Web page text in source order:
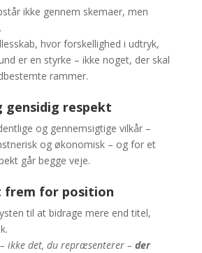
ikke gennem skemaer, men
hvor forskellighed i udtryk,
er en styrke – ikke noget, der skal
rammer.
gensidig respekt
og gennemsigtige vilkår –
og økonomisk – og for et
går begge veje.
frem for position
til at bidrage mere end titel,
ikke det, du repræsenterer – der